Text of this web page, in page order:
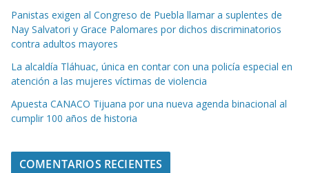
Panistas exigen al Congreso de Puebla llamar a suplentes de
Nay Salvatori y Grace Palomares por dichos discriminatorios
contra adultos mayores
La alcaldía Tláhuac, única en contar con una policía especial en
atención a las mujeres víctimas de violencia
Apuesta CANACO Tijuana por una nueva agenda binacional al
cumplir 100 años de historia
COMENTARIOS RECIENTES